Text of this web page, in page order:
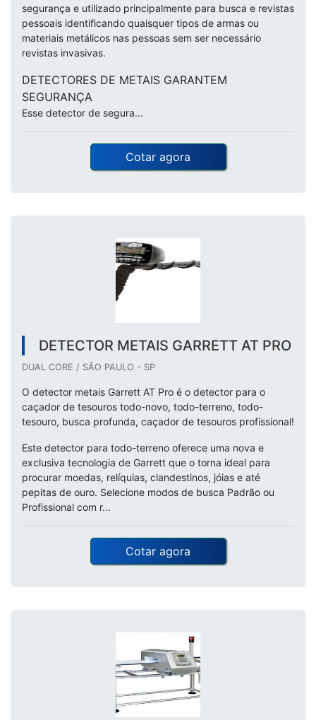
segurança e utilizado principalmente para busca e revistas
pessoais identificando quaisquer tipos de armas ou
materiais metálicos nas pessoas sem ser necessário
revistas invasivas.
DETECTORES DE METAIS GARANTEM
SEGURANÇA
Esse detector de segura...
Cotar agora
DETECTOR METAIS GARRETT AT PRO
DUAL CORE / SÃO PAULO - SP
O detector metais Garrett AT Pro é o detector para o
caçador de tesouros todo-novo, todo-terreno, todo-
tesouro, busca profunda, caçador de tesouros profissional!
Este detector para todo-terreno oferece uma nova e
exclusiva tecnologia de Garrett que o torna ideal para
procurar moedas, relíquias, clandestinos, jóias e até
pepitas de ouro. Selecione modos de busca Padrão ou
Profissional com r...
Cotar agora